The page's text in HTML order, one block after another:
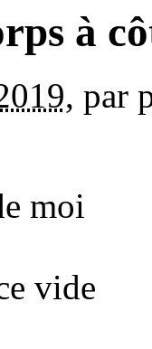
à
, par
moi
vide